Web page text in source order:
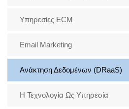
Υπηρεσίες ECM
Email Marketing
Ανάκτηση Δεδομένων (DRaaS)
H Τεχνολογία Ως Υπηρεσία